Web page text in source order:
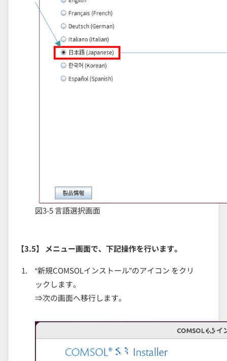
図3-5 言語選択画面
【3.5】 メニュー画面で、下記操作を行います。
“新規COMSOLインストール”のアイコン をクリ
ックします。
⇒次の画面へ移行します。